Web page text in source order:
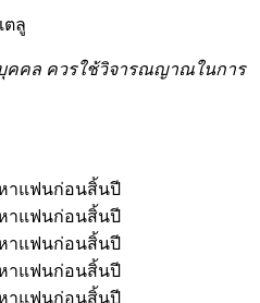
คคล ควรใช้วิจารณญาณในการ